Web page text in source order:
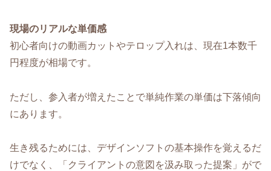
現場のリアルな単価感
初心者向けの動画カットやテロップ入れは、現在1本数千
円程度が相場です。
ただし、参入者が増えたことで単純作業の単価は下落傾向
にあります。
生き残るためには、デザインソフトの基本操作を覚えるだ
けでなく、「クライアントの意図を汲み取った提案」がで